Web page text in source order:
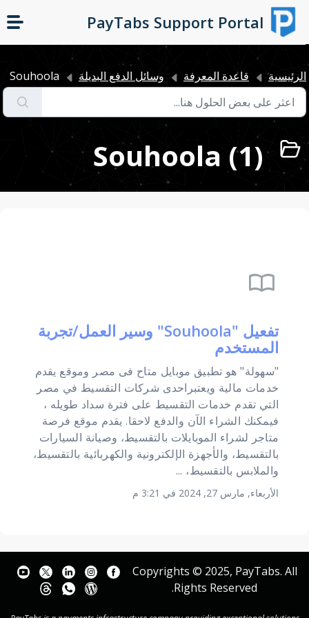
التخطّي إلى المحتوى الرئيسي
PayTabs Support Portal
الرئيسية قاعدة المعرفة وسائل الدفع البديلة Souhoola
Souhoola (1)
import_contacts
تفعيل "Souhoola" وسير العمل/تجربة
المستخدم
"سهولة" هو تطبيق موبايل متاح فى مصر وموقع يقدم
خدمات مالية ويعتبراحدى شركات التقسيط في مصر
التي تقدم خدمات التقسيط على فترة سداد طويله ،
فيمكنك الشراء الآن والدفع لاحقا. يقدم موقع فرصة
متاجر لشراء الموبايلات بالتقسيط، وصيانة السيارات
بالتقسيط، والأجهزة الإلكترونية والكهربائية بالتقسيط،
والملابس بالتقسيط، ...
الأربعاء, مارس 27, 2024 في 3:21 م
Copyrights © 2025, PayTabs. All
Rights Reserved.